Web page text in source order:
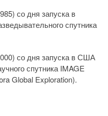
со дня запуска в
спутника
со дня запуска в США
спутника IMAGE
Global Exploration).